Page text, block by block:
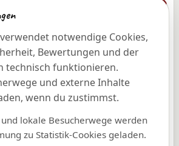
notwendige Cookies,
Bewertungen und der
technisch funktionieren.
und externe Inhalte
wenn du zustimmst.
lokale Besucherwege werden
zu Statistik-Cookies geladen.